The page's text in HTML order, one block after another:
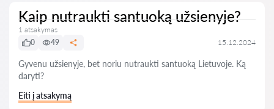
Kaip nutraukti santuoką užsienyje?
1 atsakymas
0
49 15.12.2024
Gyvenu užsienyje, bet noriu nutraukti santuoką Lietuvoje. Ką
daryti?
Eiti į atsakymą